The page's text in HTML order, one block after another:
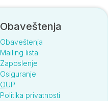
Obaveštenja
Obaveštenja
Mailing lista
Zaposlenje
Osiguranje
OUP
Politika privatnosti